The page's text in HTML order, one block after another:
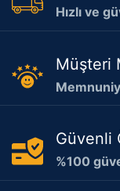
Hızlı ve
Müşteri
Güvenli
%100